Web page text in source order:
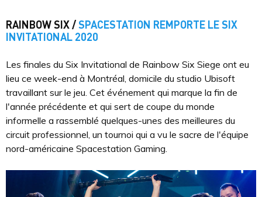
RAINBOW SIX /SPACESTATION REMPORTE LE SIX
INVITATIONAL 2020
Les finales du Six Invitational de Rainbow Six Siege ont eu
lieu ce week-end à Montréal, domicile du studio Ubisoft
travaillant sur le jeu. Cet événement qui marque la fin de
l'année précédente et qui sert de coupe du monde
informelle a rassemblé quelques-unes des meilleures du
circuit professionnel, un tournoi qui a vu le sacre de l'équipe
nord-américaine Spacestation Gaming.